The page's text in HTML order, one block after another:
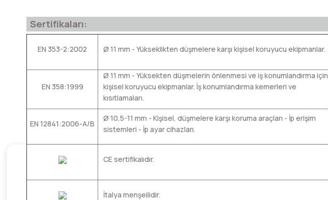
Sertifikaları:
EN 353-2:2002 Ø 11 mm - Yükseklikten düşmelere karşı kişisel koruyucu ekipmanlar.
EN 358:1999
Ø 11 mm - Yüksekten düşmelerin önlenmesi ve iş konumlandırma için
kişisel koruyucu ekipmanlar. İş konumlandırma kemerleri ve
kısıtlamaları.
EN 12841:2006-A/B
Ø 10,5-11 mm - Kişisel, düşmelere karşı koruma araçları - İp erişim
sistemleri - İp ayar cihazları.
CE sertifikalıdır.
İtalya menşeilidir.